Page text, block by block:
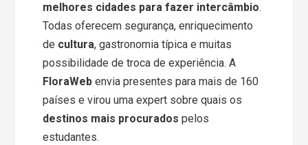
melhores cidades para fazer intercâmbio.
Todas oferecem segurança, enriquecimento
de cultura, gastronomia típica e muitas
possibilidade de troca de experiência. A
FloraWeb envia presentes para mais de 160
países e virou uma expert sobre quais os
destinos mais procurados pelos
estudantes.